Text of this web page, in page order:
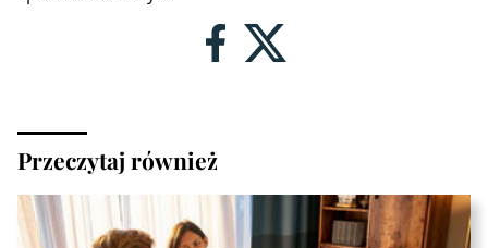
Przeczytaj również